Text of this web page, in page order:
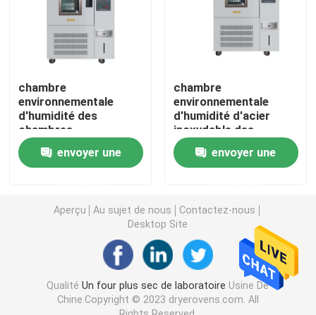
Cabinet de circulation d'air laminaire
Cabinet de sécurité biologique
Four sécheur sous vide
Shaker Incubator orbital
Incubateur de CO2
Incubateur anaérobie
Chambres d'essais environnementaux
chambre
environnementale
d'humidité des
chambres
650*500*500 de la
température de 150L
220V
envoyer une
chambre
environnementale
d'humidité d'acier
inoxydable des
chambres 304 de la
température 150L
envoyer une
Aperçu Au sujet de nous
Contactez-nous
Desktop Site
QualitéUn four plus sec de laboratoire Usine De
Chine.Copyright © 2023 dryerovens.com. All